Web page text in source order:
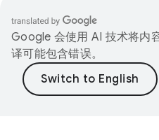
Google 会使用 AI 技术将内
译可能包含错误。